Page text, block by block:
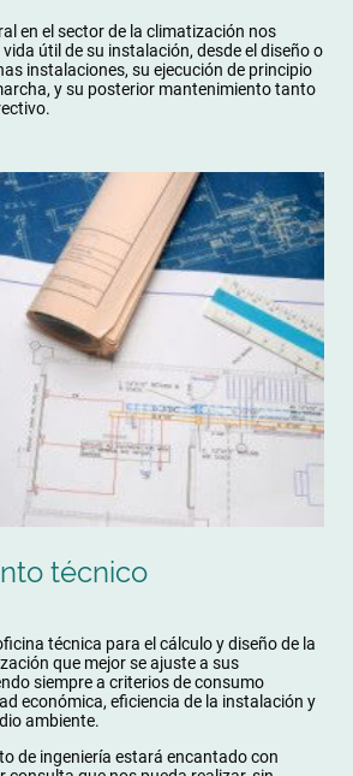
en el sector de la climatización nos
útil de su instalación, desde el diseño o
instalaciones, su ejecución de principio
y su posterior mantenimiento tanto
técnico
técnica para el cálculo y diseño de la
que mejor se ajuste a sus
siempre a criterios de consumo
económica, eficiencia de la instalación y
ambiente.
de ingeniería estará encantado con